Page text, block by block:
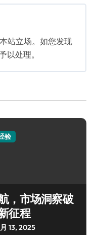
站立场。如您发现
以处理。
验
，市场洞察破
征程
13, 2025